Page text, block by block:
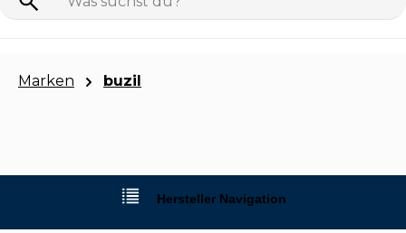
Marken buzil
Hersteller Navigation